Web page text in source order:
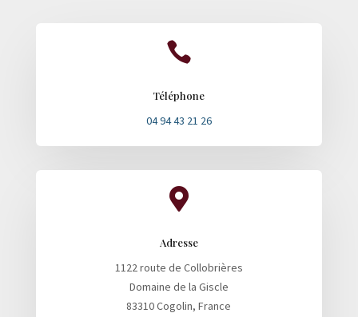

Téléphone
04 94 43 21 26

Adresse
1122 route de Collobrières
Domaine de la Giscle
83310 Cogolin, France